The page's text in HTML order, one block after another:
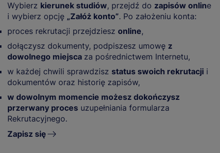
Wybierz kierunek studiów, przejdź do zapisów online
i wybierz opcję „Załóż konto”. Po założeniu konta:
proces rekrutacji przejdziesz online,
dołączysz dokumenty, podpiszesz umowę z
dowolnego miejsca za pośrednictwem Internetu,
w każdej chwili sprawdzisz status swoich rekrutacji i
dokumentów oraz historię zapisów,
w dowolnym momencie możesz dokończysz
przerwany proces uzupełniania formularza
Rekrutacyjnego.
Zapisz się